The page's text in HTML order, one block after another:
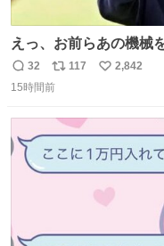
えっ、お前らあの機械
みたいな純日本人はこう呼ぶんだよ 『
理等多機能搭載充電可
返
信
32
リ
ポ
数
117
い
2,842
15時間前